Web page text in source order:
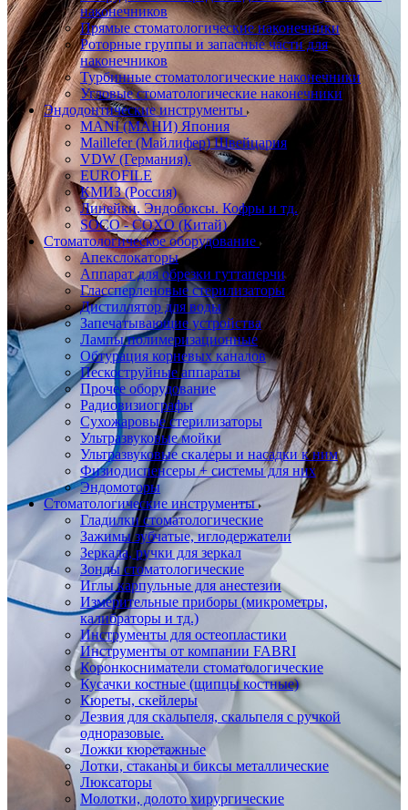
наконечников
Прямые стоматологические наконечники
Роторные группы и запасные части для
наконечников
Турбинные стоматологические наконечники
Угловые стоматологические наконечники
Эндодонтические инструменты
MANI (МАНИ) Япония
Maillefer (Майлифер) Швейцария
VDW (Германия).
EUROFILE
КМИЗ (Россия)
Линейки. Эндобоксы. Кофры и тд.
SOCO - COXO (Китай)
Стоматологическое оборудование
Апекслокаторы
Аппарат для обрезки гуттаперчи
Глассперленовые стерилизаторы
Дистиллятор для воды
Запечатывающие устройства
Лампы полимеризационные
Обтурация корневых каналов
Пескоструйные аппараты
Прочее оборудование
Радиовизиографы
Сухожаровые стерилизаторы
Ультразвуковые мойки
Ультразвуковые скалеры и насадки к ним
Физиодиспенсеры + системы для них
Эндомоторы
Стоматологические инструменты
Гладилки стоматологические
Зажимы зубчатые, иглодержатели
Зеркала, ручки для зеркал
Зонды стоматологические
Иглы карпульные для анестезии
Измерительные приборы (микрометры,
калибраторы и тд.)
Инструменты для остеопластики
Инструменты от компании FABRI
Коронкосниматели стоматологические
Кусачки костные (щипцы костные)
Кюреты, скейлеры
Лезвия для скальпеля, скальпеля с ручкой
одноразовые.
Ложки кюретажные
Лотки, стаканы и биксы металлические
Люксаторы
Молотки, долото хирургические